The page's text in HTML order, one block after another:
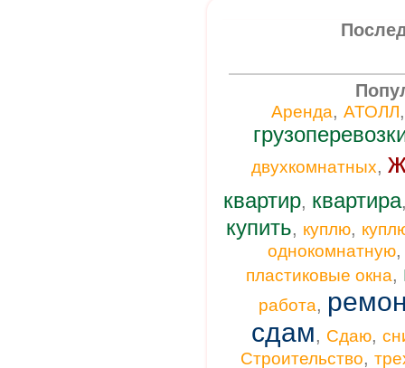
Аренда, АТОЛЛ
двухкомнатных,
квартир, квартира
купить, куплю,
однокомнатную
пластиковые окна,
работа,
сдам, Сдаю,
Строительство,